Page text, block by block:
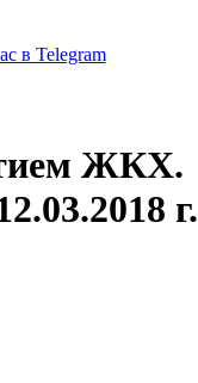
в Telegram
ЖКХ.
г.